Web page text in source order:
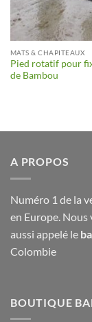
MATS & CHAPITEAUX
Pied rotatif pour
de Bambou
A PROPOS
Numéro 1 de la
en Europe.
aussi appelé le
Colombie
BOUTIQUE